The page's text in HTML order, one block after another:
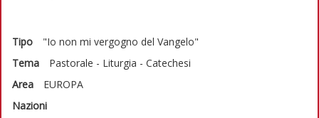
Tipo
"Io non mi vergogno del Vangelo"
Tema
Pastorale - Liturgia - Catechesi
Area
EUROPA
Nazioni